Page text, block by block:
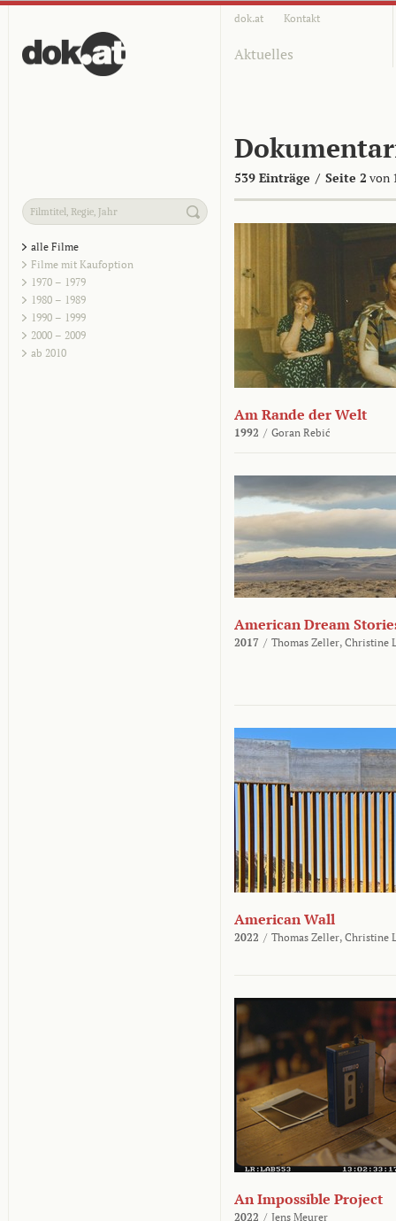
dok.at Kontakt
Aktuelles
539 Einträge / Seite 2 von
alle Filme
Filme mit Kaufoption
1970 – 1979
1980 – 1989
1990 – 1999
2000 – 2009
ab 2010
Am Rande der Welt
1992 / Goran Rebić
American Dream
2017 / Thomas Zeller, Christine
American Wall
2022 / Thomas Zeller, Christine
An Impossible Project
2022 / Jens Meurer